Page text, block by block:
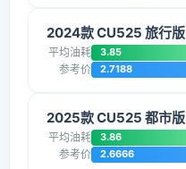
2024款 CU525 旅行版
平均油耗 3.85
参考价 2.7188
2025款 CU525 都市版
平均油耗 3.86
参考价 2.6666